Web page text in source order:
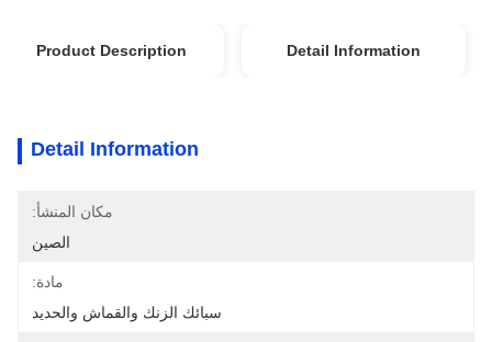
Detail Information
Product Description
Detail Information
مكان المنشأ:
الصين
مادة:
سبائك الزنك والقماش والحديد